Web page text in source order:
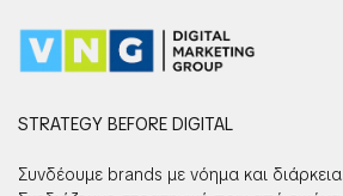
STRATEGY BEFORE DIGITAL
Συνδέουμε brands με νόημα και διάρκεια.